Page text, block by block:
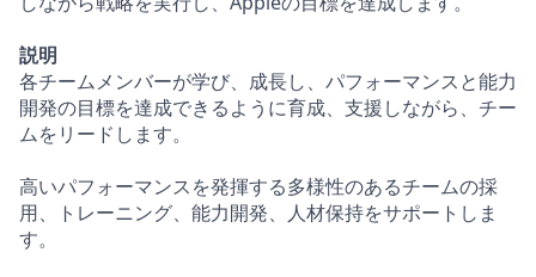
説明
各チームメンバーが学び、成長し、パフォーマンスと能力
開発の目標を達成できるように育成、支援しながら、チー
ムをリードします。
高いパフォーマンスを発揮する多様性のあるチームの採
用、トレーニング、能力開発、人材保持をサポートしま
す。